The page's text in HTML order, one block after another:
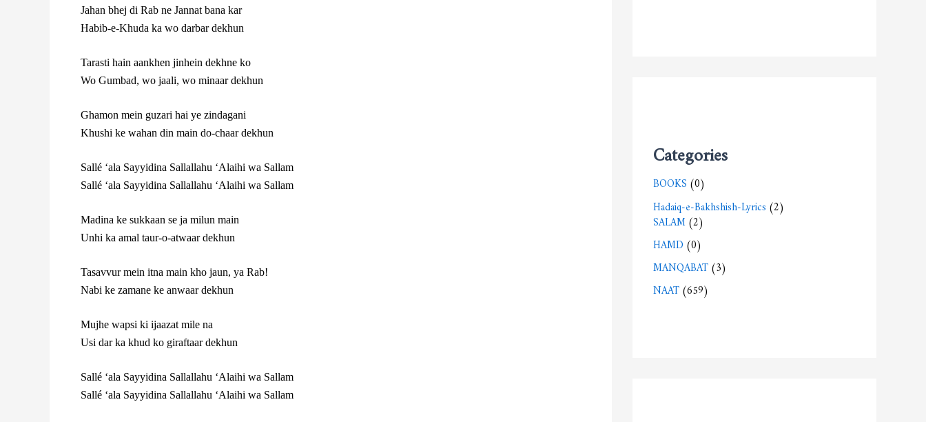
Jahan bhej di Rab ne Jannat bana kar
Habib-e-Khuda ka wo darbar dekhun
Tarasti hain aankhen jinhein dekhne ko
Wo Gumbad, wo jaali, wo minaar dekhun
Ghamon mein guzari hai ye zindagani
Khushi ke wahan din main do-chaar dekhun
Sallé ‘ala Sayyidina Sallallahu ‘Alaihi wa Sallam
Sallé ‘ala Sayyidina Sallallahu ‘Alaihi wa Sallam
Madina ke sukkaan se ja milun main
Unhi ka amal taur-o-atwaar dekhun
Tasavvur mein itna main kho jaun, ya Rab!
Nabi ke zamane ke anwaar dekhun
Mujhe wapsi ki ijaazat mile na
Usi dar ka khud ko giraftaar dekhun
Sallé ‘ala Sayyidina Sallallahu ‘Alaihi wa Sallam
Sallé ‘ala Sayyidina Sallallahu ‘Alaihi wa Sallam
Categories
BOOKS(0)
Hadaiq-e-Bakhshish-Lyrics(2)
SALAM(2)
HAMD(0)
MANQABAT(3)
NAAT(659)